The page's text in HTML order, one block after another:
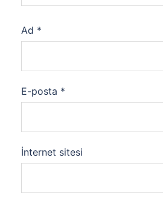
Ad *
E-posta *
İnternet sitesi